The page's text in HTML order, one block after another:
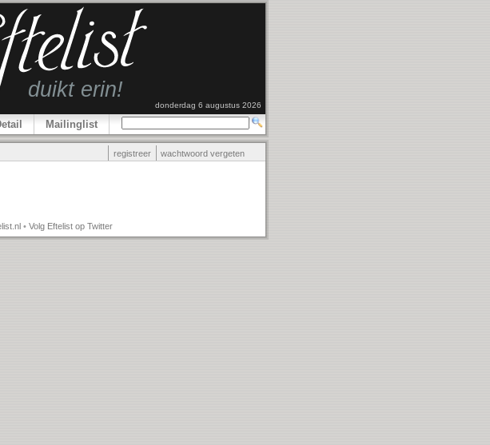
donderdag 6 augustus 2026
Mailinglist
registreer wachtwoord vergeten
• Volg Eftelist op Twitter